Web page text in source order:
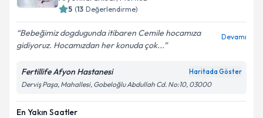
5 (13 Değerlendirme)
Bebeğimiz dogdugunda itibaren Cemile hocamıza
gidiyoruz. Hocamızdan her konuda çok...
Devamı
Fertillife Afyon Hastanesi Haritada Göster
Derviş Paşa, Mahallesi, Gobeloğlu Abdullah Cd. No:10, 03000
En Yakın Saatler